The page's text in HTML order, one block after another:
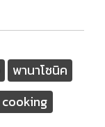
พานาโซนิค
cooking